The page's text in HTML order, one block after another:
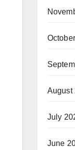
August
July
June